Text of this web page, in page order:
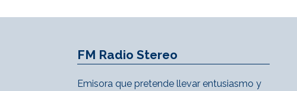
FM Radio Stereo
Emisora que pretende llevar entusiasmo y